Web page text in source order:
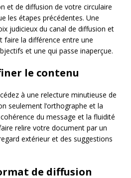
et de diffusion de votre circulaire
les étapes précédentes. Une
judicieux du canal de diffusion et
faire la différence entre une
et une qui passe inaperçue.
le contenu
à une relecture minutieuse de
seulement l’orthographe et la
du message et la fluidité
relire votre document par un
extérieur et des suggestions
de diffusion